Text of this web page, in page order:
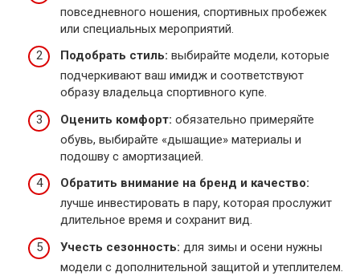
повседневного ношения, спортивных пробежек
или специальных мероприятий.
Подобрать стиль: выбирайте модели, которые
подчеркивают ваш имидж и соответствуют
образу владельца спортивного купе.
Оценить комфорт: обязательно примеряйте
обувь, выбирайте «дышащие» материалы и
подошву с амортизацией.
Обратить внимание на бренд и качество:
лучше инвестировать в пару, которая прослужит
длительное время и сохранит вид.
Учесть сезонность: для зимы и осени нужны
модели с дополнительной защитой и утеплителем.